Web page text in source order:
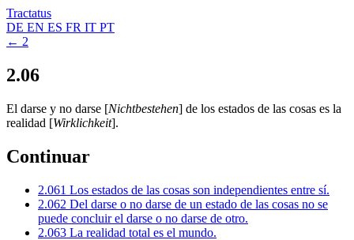
Tractatus
DE EN ES FR IT PT
← 2
2.06
El darse y no darse [Nichtbestehen] de los estados de las cosas es la
realidad [Wirklichkeit].
Continuar
2.061 Los estados de las cosas son independientes entre sí.
2.062 Del darse o no darse de un estado de las cosas no se
puede concluir el darse o no darse de otro.
2.063 La realidad total es el mundo.